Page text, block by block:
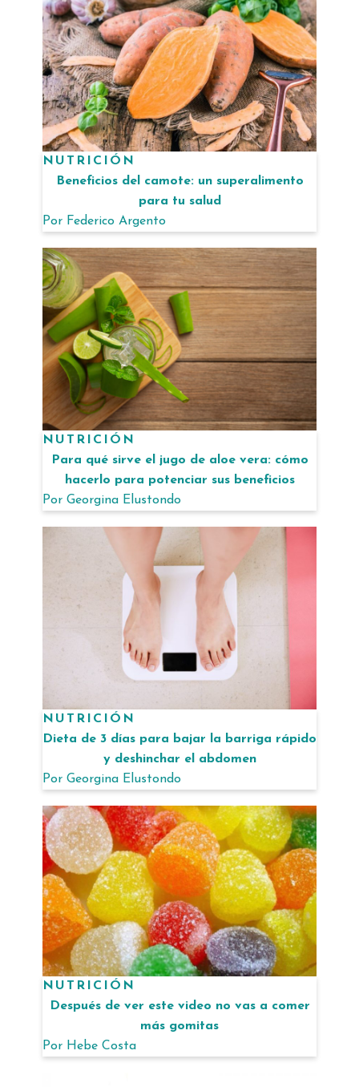
NUTRICIÓN
Beneficios del camote: un superalimento
para tu salud
Por Federico Argento
NUTRICIÓN
Para qué sirve el jugo de aloe vera: cómo
hacerlo para potenciar sus beneficios
Por Georgina Elustondo
NUTRICIÓN
Dieta de 3 días para bajar la barriga rápido
y deshinchar el abdomen
Por Georgina Elustondo
NUTRICIÓN
Después de ver este video no vas a comer
más gomitas
Por Hebe Costa